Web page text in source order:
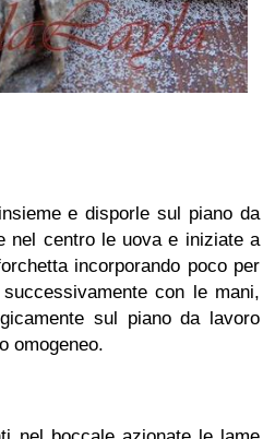
e disporle sul piano da
nel centro le uova e iniziate a
incorporando poco per
con le mani,
sul piano da lavoro
omogeneo.